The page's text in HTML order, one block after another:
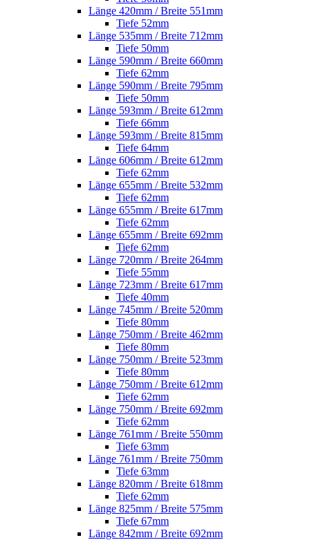
Länge 420mm / Breite 551mm
Tiefe 52mm
Länge 535mm / Breite 712mm
Tiefe 50mm
Länge 590mm / Breite 660mm
Tiefe 62mm
Länge 590mm / Breite 795mm
Tiefe 50mm
Länge 593mm / Breite 612mm
Tiefe 66mm
Länge 593mm / Breite 815mm
Tiefe 64mm
Länge 606mm / Breite 612mm
Tiefe 62mm
Länge 655mm / Breite 532mm
Tiefe 62mm
Länge 655mm / Breite 617mm
Tiefe 62mm
Länge 655mm / Breite 692mm
Tiefe 62mm
Länge 720mm / Breite 264mm
Tiefe 55mm
Länge 723mm / Breite 617mm
Tiefe 40mm
Länge 745mm / Breite 520mm
Tiefe 80mm
Länge 750mm / Breite 462mm
Tiefe 80mm
Länge 750mm / Breite 523mm
Tiefe 80mm
Länge 750mm / Breite 612mm
Tiefe 62mm
Länge 750mm / Breite 692mm
Tiefe 62mm
Länge 761mm / Breite 550mm
Tiefe 63mm
Länge 761mm / Breite 750mm
Tiefe 63mm
Länge 820mm / Breite 618mm
Tiefe 62mm
Länge 825mm / Breite 575mm
Tiefe 67mm
Länge 842mm / Breite 692mm